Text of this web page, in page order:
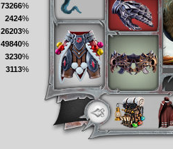
73266%
2424%
26203%
49840%
3230%
3113%